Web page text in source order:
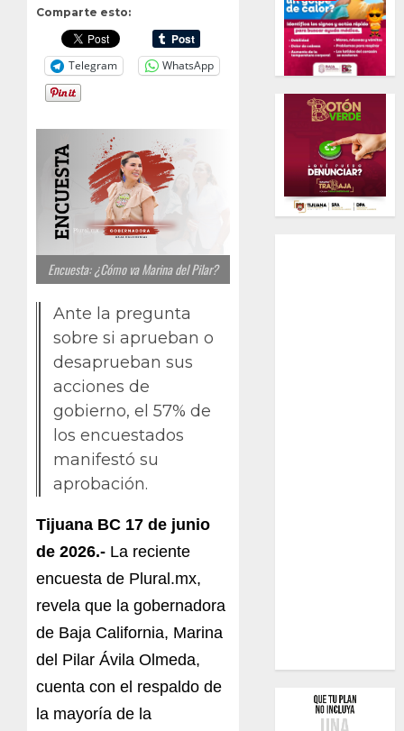
Comparte esto:
Telegram WhatsApp
Encuesta: ¿Cómo va Marina del Pilar?
Ante la pregunta
sobre si aprueban o
desaprueban sus
acciones de
gobierno, el 57% de
los encuestados
manifestó su
aprobación.
Tijuana BC 17 de junio
de 2026.- La reciente
encuesta de Plural.mx,
revela que la gobernadora
de Baja California, Marina
del Pilar Ávila Olmeda,
cuenta con el respaldo de
la mayoría de la